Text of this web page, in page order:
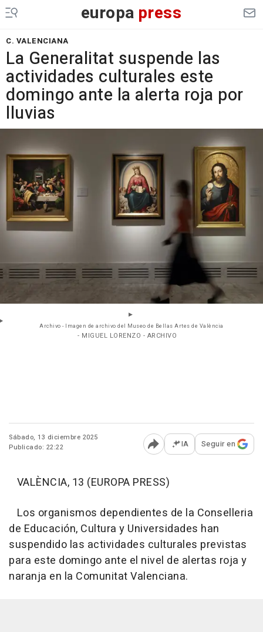
europa press
C. VALENCIANA
La Generalitat suspende las
actividades culturales este
domingo ante la alerta roja por
lluvias
Archivo - Imagen de archivo del Museo de Bellas Artes de València
- MIGUEL LORENZO - ARCHIVO
Sábado, 13 diciembre 2025
Publicado: 22:22
Abrir opciones para
IA Seguir en
VALÈNCIA, 13 (EUROPA PRESS)
Los organismos dependientes de la Conselleria
de Educación, Cultura y Universidades han
suspendido las actividades culturales previstas
para este domingo ante el nivel de alertas roja y
naranja en la Comunitat Valenciana.